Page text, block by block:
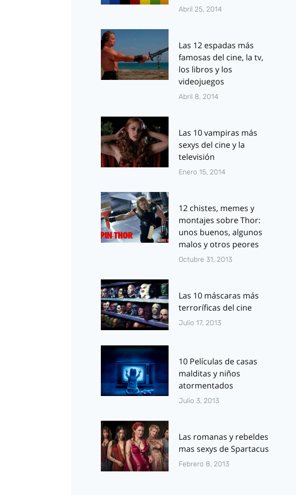
Abril 25, 2014
Las 12 espadas más
famosas del cine, la tv,
los libros y los
videojuegos
Abril 8, 2014
Las 10 vampiras más
sexys del cine y la
televisión
Enero 15, 2014
12 chistes, memes y
montajes sobre Thor:
unos buenos, algunos
malos y otros peores
Octubre 31, 2013
Las 10 máscaras más
terroríficas del cine
Julio 17, 2013
10 Películas de casas
malditas y niños
atormentados
Julio 3, 2013
Las romanas y rebeldes
mas sexys de Spartacus
Febrero 8, 2013